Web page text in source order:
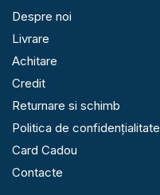
Despre noi
Livrare
Achitare
Credit
Returnare si schimb
Politica de confidențialitate
Card Cadou
Contacte